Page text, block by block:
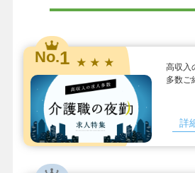
No.1 ★ ★ ★
高収入
多数ご
詳